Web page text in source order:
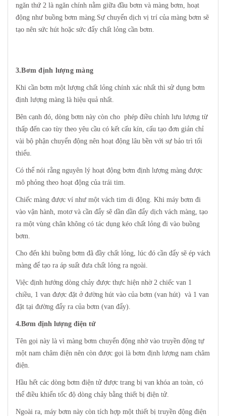
ngăn thứ 2 là ngăn chính nằm giữa đầu bơm và màng bơm, hoạt
động như buồng bơm màng.Sự chuyển dịch vị trí của màng bơm sẽ
tạo nên sức hút hoặc sức đẩy chất lỏng cần bơm.
3.Bơm định lượng màng
Khi cần bơm một lượng chất lỏng chính xác nhất thì sử dụng bơm
định lượng màng là hiệu quả nhất.
Bên cạnh đó, dòng bơm này còn cho phép điều chỉnh lưu lượng từ
thấp đến cao tùy theo yêu cầu có kết cấu kín, cấu tạo đơn giản chỉ
vài bộ phận chuyển động nên hoạt động lâu bền với sự bảo trì tối
thiểu.
Có thể nói rằng nguyên lý hoạt động bơm định lượng màng được
mô phỏng theo hoạt động của trái tim.
Chiếc màng được ví như một vách tim di động. Khi máy bơm đi
vào vận hành, motơ và cần đẩy sẽ dần dần đẩy dịch vách màng, tạo
ra một vùng chân không có tác dụng kéo chất lỏng đi vào buồng
bơm.
Cho đến khi buồng bơm đã đầy chất lỏng, lúc đó cần đẩy sẽ ép vách
màng để tạo ra áp suất đưa chất lỏng ra ngoài.
Việc định hướng dòng chảy được thực hiện nhờ 2 chiếc van 1
chiều, 1 van được đặt ở đường hút vào của bơm (van hút) và 1 van
đặt tại đường đẩy ra của bơm (van đẩy).
4.Bơm định lượng điện tử
Tên gọi này là vì màng bơm chuyển động nhờ vào truyền động tự
một nam châm điện nên còn được gọi là bơm định lượng nam châm
điện.
Hầu hết các dòng bơm điện tử được trang bị van khóa an toàn, có
thể điều khiển tốc độ dòng chảy bằng thiết bị điện tử.
Ngoài ra, máy bơm này còn tích hợp một thiết bị truyền động điện